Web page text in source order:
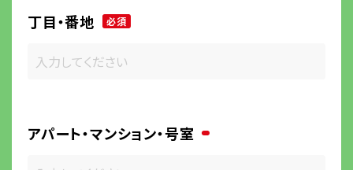
丁目・番地 必須
アパート・マンション・号室